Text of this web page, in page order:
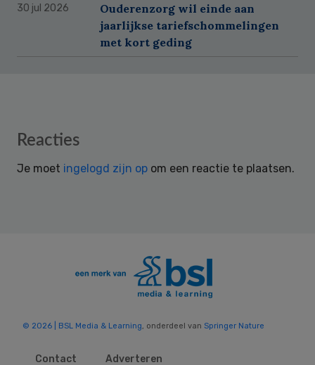
30 jul 2026
Ouderenzorg wil einde aan
jaarlijkse tariefschommelingen
met kort geding
Reader
Reacties
Je moet ingelogd zijn op om een reactie te plaatsen.
© 2026 | BSL Media & Learning, onderdeel van Springer Nature
Contact Adverteren